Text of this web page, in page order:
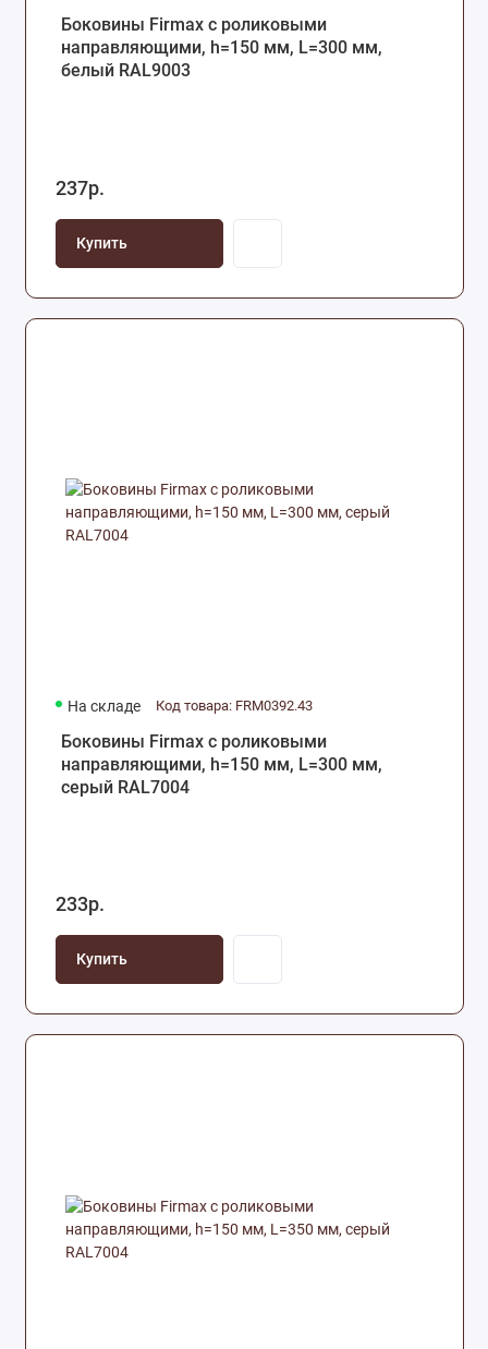
Боковины Firmax с роликовыми
направляющими, h=150 мм, L=300 мм,
белый RAL9003
237р.
Купить
На складе Код товара: FRM0392.43
Боковины Firmax с роликовыми
направляющими, h=150 мм, L=300 мм,
серый RAL7004
233р.
Купить